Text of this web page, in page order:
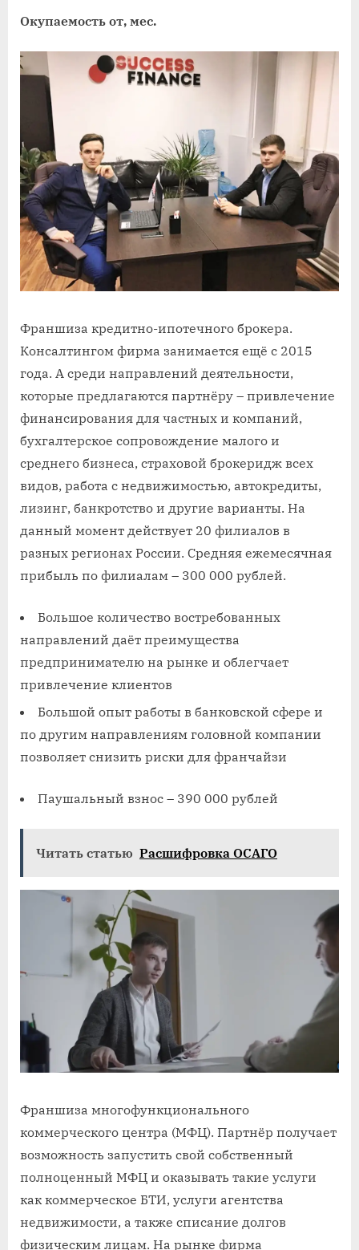
Окупаемость от, мес.
Франшиза кредитно-ипотечного брокера.
Консалтингом фирма занимается ещё с 2015
года. А среди направлений деятельности,
которые предлагаются партнёру – привлечение
финансирования для частных и компаний,
бухгалтерское сопровождение малого и
среднего бизнеса, страховой брокеридж всех
видов, работа с недвижимостью, автокредиты,
лизинг, банкротство и другие варианты. На
данный момент действует 20 филиалов в
разных регионах России. Средняя ежемесячная
прибыль по филиалам – 300 000 рублей.
Большое количество востребованных
направлений даёт преимущества
предпринимателю на рынке и облегчает
привлечение клиентов
Большой опыт работы в банковской сфере и
по другим направлениям головной компании
позволяет снизить риски для франчайзи
Паушальный взнос – 390 000 рублей
Читать статью Расшифровка ОСАГО
Франшиза многофункционального
коммерческого центра (МФЦ). Партнёр получает
возможность запустить свой собственный
полноценный МФЦ и оказывать такие услуги
как коммерческое БТИ, услуги агентства
недвижимости, а также списание долгов
физическим лицам. На рынке фирма